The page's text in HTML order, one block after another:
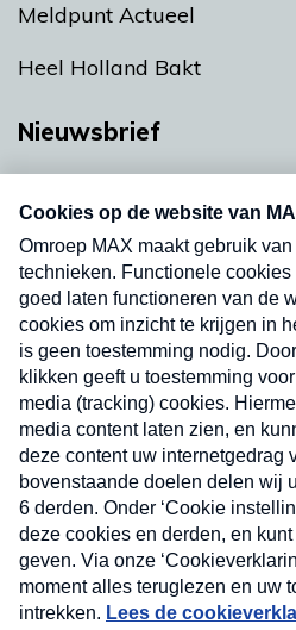
Meldpunt Actueel
Heel Holland Bakt
Nieuwsbrief
nieuwsbrief. Elke vrijdag-
uw mailbox.
Nieuwsbrief
Neem hier een gratis
nieuwsbrief. Elke vrijdag- en